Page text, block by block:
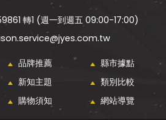
轉1 (週一到週五 09:00-17:00)
品牌推薦
縣市據點
新知主題
類別比較
購物須知 網站導覽